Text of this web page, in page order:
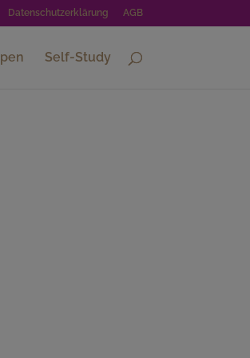
Datenschutzerklärung AGB
Self-Study